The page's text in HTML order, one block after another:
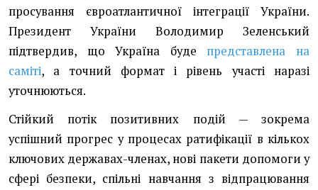
просування євроатлантичної інтеграції України.
Президент України Володимир Зеленський
підтвердив, що Україна буде представлена на
саміті, а точний формат і рівень участі наразі
уточнюються.
Стійкий потік позитивних подій — зокрема
успішний прогрес у процесах ратифікації в кількох
ключових державах-членах, нові пакети допомоги у
сфері безпеки, спільні навчання з відпрацювання